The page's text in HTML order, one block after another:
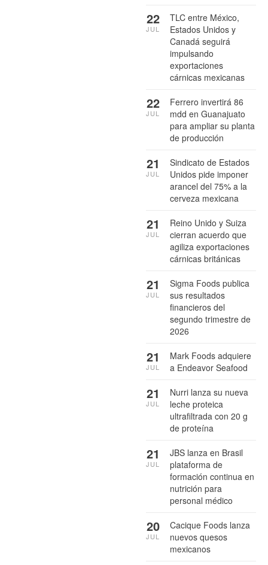
TLC entre México,
Estados Unidos y
Canadá seguirá
impulsando
exportaciones
cárnicas mexicanas
22
JUL
Ferrero invertirá 86
mdd en Guanajuato
para ampliar su planta
de producción
22
JUL
Sindicato de Estados
Unidos pide imponer
arancel del 75% a la
cerveza mexicana
21
JUL
Reino Unido y Suiza
cierran acuerdo que
agiliza exportaciones
cárnicas británicas
21
JUL
Sigma Foods publica
sus resultados
financieros del
segundo trimestre de
2026
21
JUL
Mark Foods adquiere
a Endeavor Seafood
21
JUL
Nurri lanza su nueva
leche proteica
ultrafiltrada con 20 g
de proteína
21
JUL
JBS lanza en Brasil
plataforma de
formación continua en
nutrición para
personal médico
21
JUL
Cacique Foods lanza
nuevos quesos
mexicanos
20
JUL